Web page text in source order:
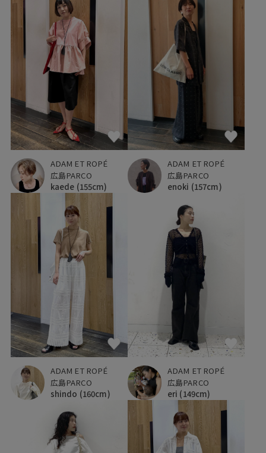
ADAM ET ROPÉ
広島PARCO
kaede (155cm)
ADAM ET ROPÉ
広島PARCO
enoki (157cm)
ADAM ET ROPÉ
広島PARCO
shindo (160cm)
ADAM ET ROPÉ
広島PARCO
eri (149cm)